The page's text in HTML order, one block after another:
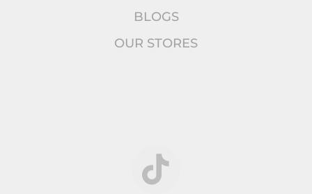
BLOGS
OUR STORES